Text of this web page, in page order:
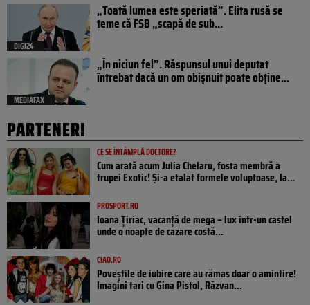
DIGI24
„Toată lumea este speriată”. Elita rusă se
teme că FSB „scapă de sub...
MEDIAFAX
„În niciun fel”. Răspunsul unui deputat
întrebat dacă un om obișnuit poate obține...
PARTENERI
CE SE ÎNTÂMPLĂ DOCTORE?
Cum arată acum Julia Chelaru, fosta membră a
trupei Exotic! Și-a etalat formele voluptoase, la...
PROSPORT.RO
Ioana Țiriac, vacanță de mega – lux într-un castel
unde o noapte de cazare costă...
CIAO.RO
Poveştile de iubire care au rămas doar o amintire!
Imagini tari cu Gina Pistol, Răzvan...